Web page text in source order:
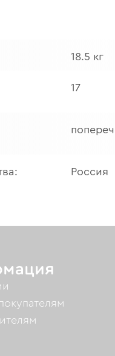
18.5 кг
17
Россия